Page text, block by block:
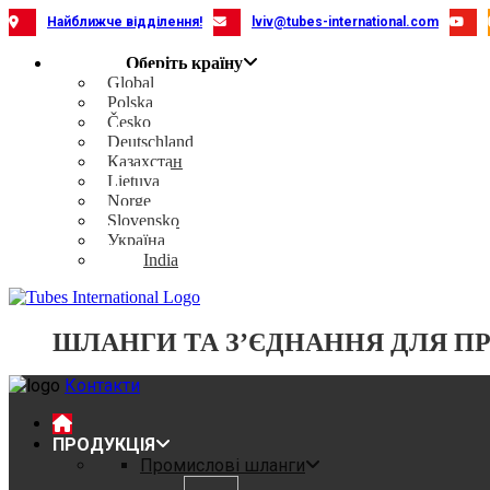
Skip
to
Найближче відділення! lviv@tubes-international.com
Оберіть країну
Global
Polska
Česko
Deutschland
Казахстан
Lietuva
Norge
Slovensko
Україна
India
ШЛАНГИ ТА З’ЄДНАННЯ ДЛЯ
Контакти
ПРОДУКЦІЯ
Промислові шланги